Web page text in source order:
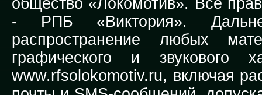
общество «Локомотив». Все
- РПБ «Виктория».
распространение любых
графического и звукового
www.rfsolokomotiv.ru, включая